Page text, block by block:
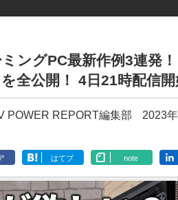
ングPC最新作例3連発
全公開！ 4日21時配信開
POWER REPORT編集部 2023
はてブ note